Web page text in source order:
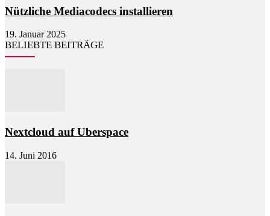
Nützliche Mediacodecs installieren
19. Januar 2025
BELIEBTE BEITRÄGE
Nextcloud auf Uberspace
14. Juni 2016